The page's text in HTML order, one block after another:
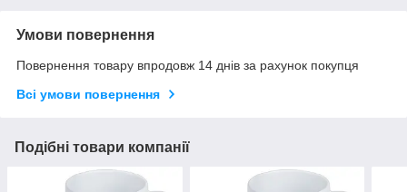
Умови повернення
Повернення товару впродовж 14 днів за рахунок покупця
Всі умови повернення
Подібні товари компанії